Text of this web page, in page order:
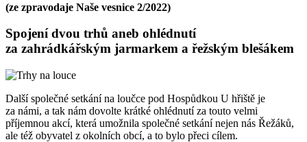
(ze zpravodaje Naše vesnice 2/2022)
Spojení dvou trhů aneb ohlédnutí
za zahrádkářským jarmarkem a řežským blešákem
Další společné setkání na loučce pod Hospůdkou U hřiště je
za námi, a tak nám dovolte krátké ohlédnutí za touto velmi
příjemnou akcí, která umožnila společné setkání nejen nás Řežáků,
ale též obyvatel z okolních obcí, a to bylo přeci cílem.